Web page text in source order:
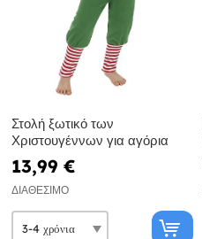
Στολή ξωτικό των
Χριστουγέννων για αγόρια
13,99 €
ΔΙΑΘΈΣΙΜΟ